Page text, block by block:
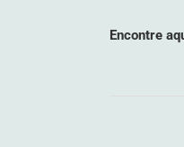
Encontre